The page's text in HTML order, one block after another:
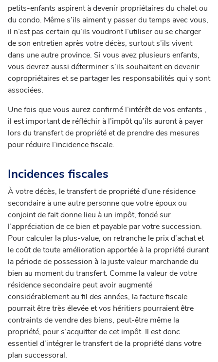
petits-enfants aspirent à devenir propriétaires du chalet ou
du condo. Même s’ils aiment y passer du temps avec vous,
il n’est pas certain qu’ils voudront l’utiliser ou se charger
de son entretien après votre décès, surtout s’ils vivent
dans une autre province. Si vous avez plusieurs enfants,
vous devrez aussi déterminer s’ils souhaitent en devenir
copropriétaires et se partager les responsabilités qui y sont
associées.
Une fois que vous aurez confirmé l’intérêt de vos enfants ,
il est important de réfléchir à l’impôt qu’ils auront à payer
lors du transfert de propriété et de prendre des mesures
pour réduire l’incidence fiscale.
Incidences fiscales
À votre décès, le transfert de propriété d’une résidence
secondaire à une autre personne que votre époux ou
conjoint de fait donne lieu à un impôt, fondé sur
l’appréciation de ce bien et payable par votre succession.
Pour calculer la plus-value, on retranche le prix d’achat et
le coût de toute amélioration apportée à la propriété durant
la période de possession à la juste valeur marchande du
bien au moment du transfert. Comme la valeur de votre
résidence secondaire peut avoir augmenté
considérablement au fil des années, la facture fiscale
pourrait être très élevée et vos héritiers pourraient être
contraints de vendre des biens, peut-être même la
propriété, pour s’acquitter de cet impôt. Il est donc
essentiel d’intégrer le transfert de la propriété dans votre
plan successoral.